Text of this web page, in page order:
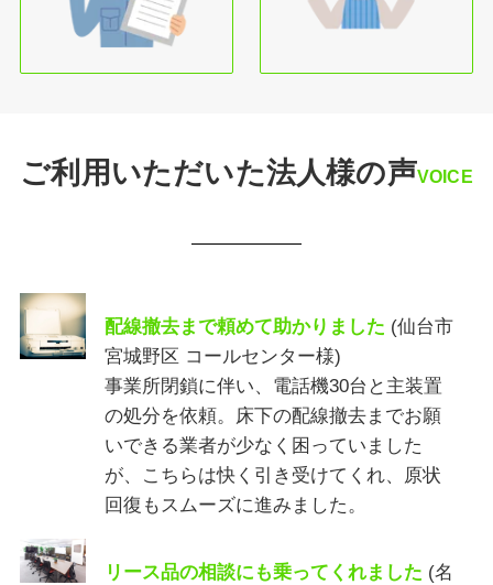
ご利用いただいた法人様の声VOICE
配線撤去まで頼めて助かりました (仙台市
宮城野区 コールセンター様)
事業所閉鎖に伴い、電話機30台と主装置
の処分を依頼。床下の配線撤去までお願
いできる業者が少なく困っていました
が、こちらは快く引き受けてくれ、原状
回復もスムーズに進みました。
リース品の相談にも乗ってくれました (名